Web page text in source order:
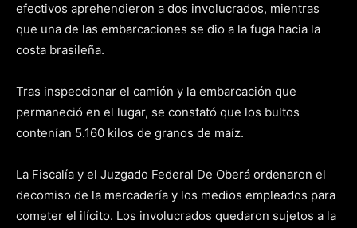
efectivos aprehendieron a dos involucrados, mientras
que una de las embarcaciones se dio a la fuga hacia la
costa brasileña.
Tras inspeccionar el camión y la embarcación que
permaneció en el lugar, se constató que los bultos
contenían 5.160 kilos de granos de maíz.
La Fiscalía y el Juzgado Federal De Oberá ordenaron el
decomiso de la mercadería y los medios empleados para
cometer el ilícito. Los involucrados quedaron sujetos a la